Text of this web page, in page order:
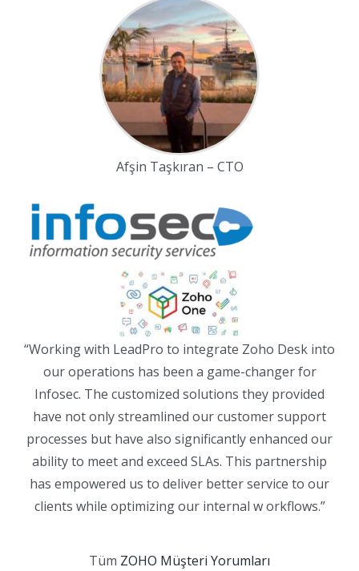
Afşin Taşkıran – CTO
“Working with LeadPro to integrate Zoho Desk into
our operations has been a game-changer for
Infosec. The customized solutions they provided
have not only streamlined our customer support
processes but have also significantly enhanced our
ability to meet and exceed SLAs. This partnership
has empowered us to deliver better service to our
clients while optimizing our internal w orkflows.”
Tüm ZOHO Müşteri Yorumları